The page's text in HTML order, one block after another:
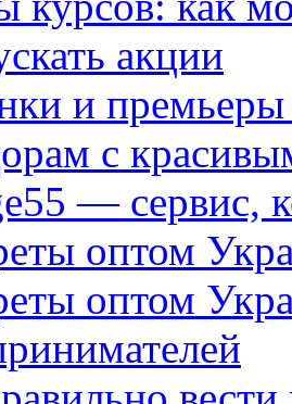
акции
и
с
— сервис,
оптом
оптом